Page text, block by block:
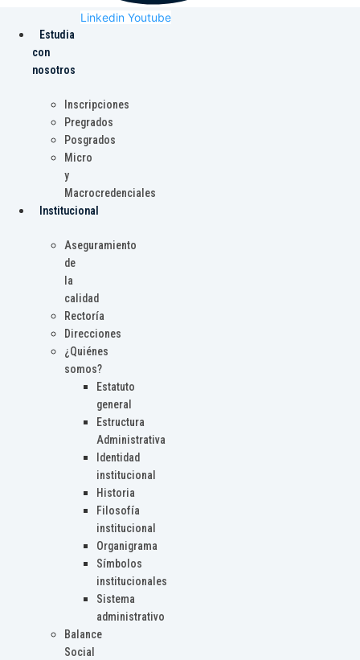
Linkedin Youtube
Estudia
con
nosotros
Inscripciones
Pregrados
Posgrados
Micro
y
Macrocredenciales
Institucional
Aseguramiento
de
la
calidad
Rectoría
Direcciones
¿Quiénes
somos?
Estatuto
general
Estructura
Administrativa
Identidad
institucional
Historia
Filosofía
institucional
Organigrama
Símbolos
institucionales
Sistema
administrativo
Balance
Social